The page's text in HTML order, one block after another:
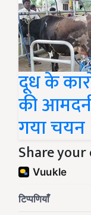
दूध के
की
गया चयन
Share